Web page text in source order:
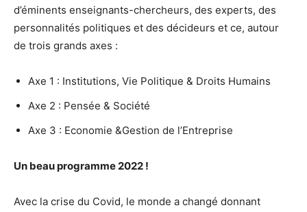
d’éminents enseignants-chercheurs, des experts, des
personnalités politiques et des décideurs et ce, autour
de trois grands axes :
Axe 1 : Institutions, Vie Politique & Droits Humains
Axe 2 : Pensée & Société
Axe 3 : Economie &Gestion de l’Entreprise
Un beau programme 2022 !
Avec la crise du Covid, le monde a changé donnant